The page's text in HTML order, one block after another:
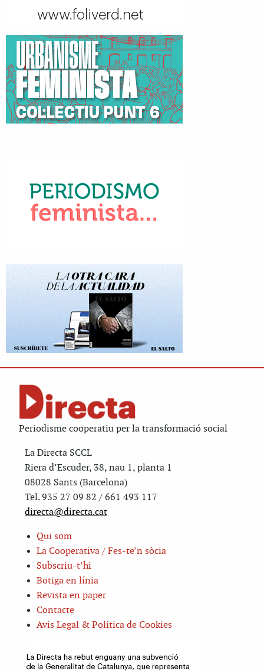
Periodisme cooperatiu per la transformació social
La Directa SCCL
Riera d’Escuder, 38, nau 1, planta 1
08028 Sants (Barcelona)
Tel. 935 27 09 82 / 661 493 117
directa@directa.cat
Qui som
La Cooperativa / Fes-te’n sòcia
Subscriu-t’hi
Botiga en línia
Revista en paper
Contacte
Avis Legal & Política de Cookies